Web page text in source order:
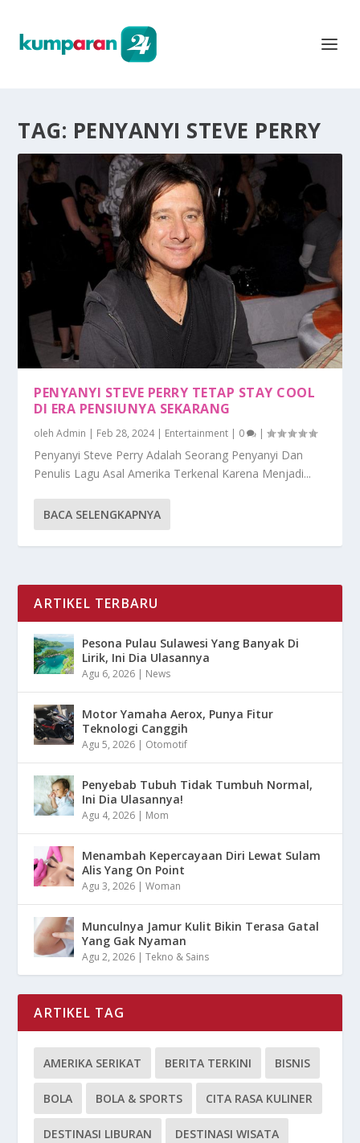
TAG: PENYANYI STEVE PERRY
PENYANYI STEVE PERRY TETAP STAY COOL
DI ERA PENSIUNYA SEKARANG
olehAdmin | Feb 28, 2024| Entertainment | 0 |
Penyanyi Steve Perry Adalah Seorang Penyanyi Dan
Penulis Lagu Asal Amerika Terkenal Karena Menjadi...
BACA SELENGKAPNYA
ARTIKEL TERBARU
Pesona Pulau Sulawesi Yang Banyak Di
Lirik, Ini Dia Ulasannya
Agu 6, 2026 | News
Motor Yamaha Aerox, Punya Fitur
Teknologi Canggih
Agu 5, 2026 | Otomotif
Penyebab Tubuh Tidak Tumbuh Normal,
Ini Dia Ulasannya!
Agu 4, 2026 | Mom
Menambah Kepercayaan Diri Lewat Sulam
Alis Yang On Point
Agu 3, 2026 |Woman
Munculnya Jamur Kulit Bikin Terasa Gatal
Yang Gak Nyaman
Agu 2, 2026 |Tekno & Sains
ARTIKEL TAG
AMERIKA SERIKAT BERITA TERKINI BISNIS
BOLA BOLA & SPORTS CITA RASA KULINER
DESTINASI LIBURAN DESTINASI WISATA